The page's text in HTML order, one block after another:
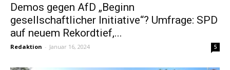
Demos gegen AfD „Beginn
gesellschaftlicher Initiative“? Umfrage: SPD
auf neuem Rekordtief,...
Redaktion - Januar 16, 2024 5